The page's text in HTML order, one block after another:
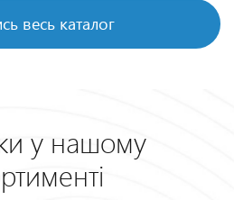
весь каталог
у нашому